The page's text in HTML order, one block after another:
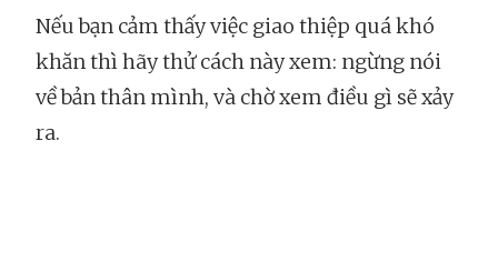
Nếu bạn cảm thấy việc giao thiệp quá khó
khăn thì hãy thử cách này xem: ngừng nói
về bản thân mình, và chờ xem điều gì sẽ xảy
ra.